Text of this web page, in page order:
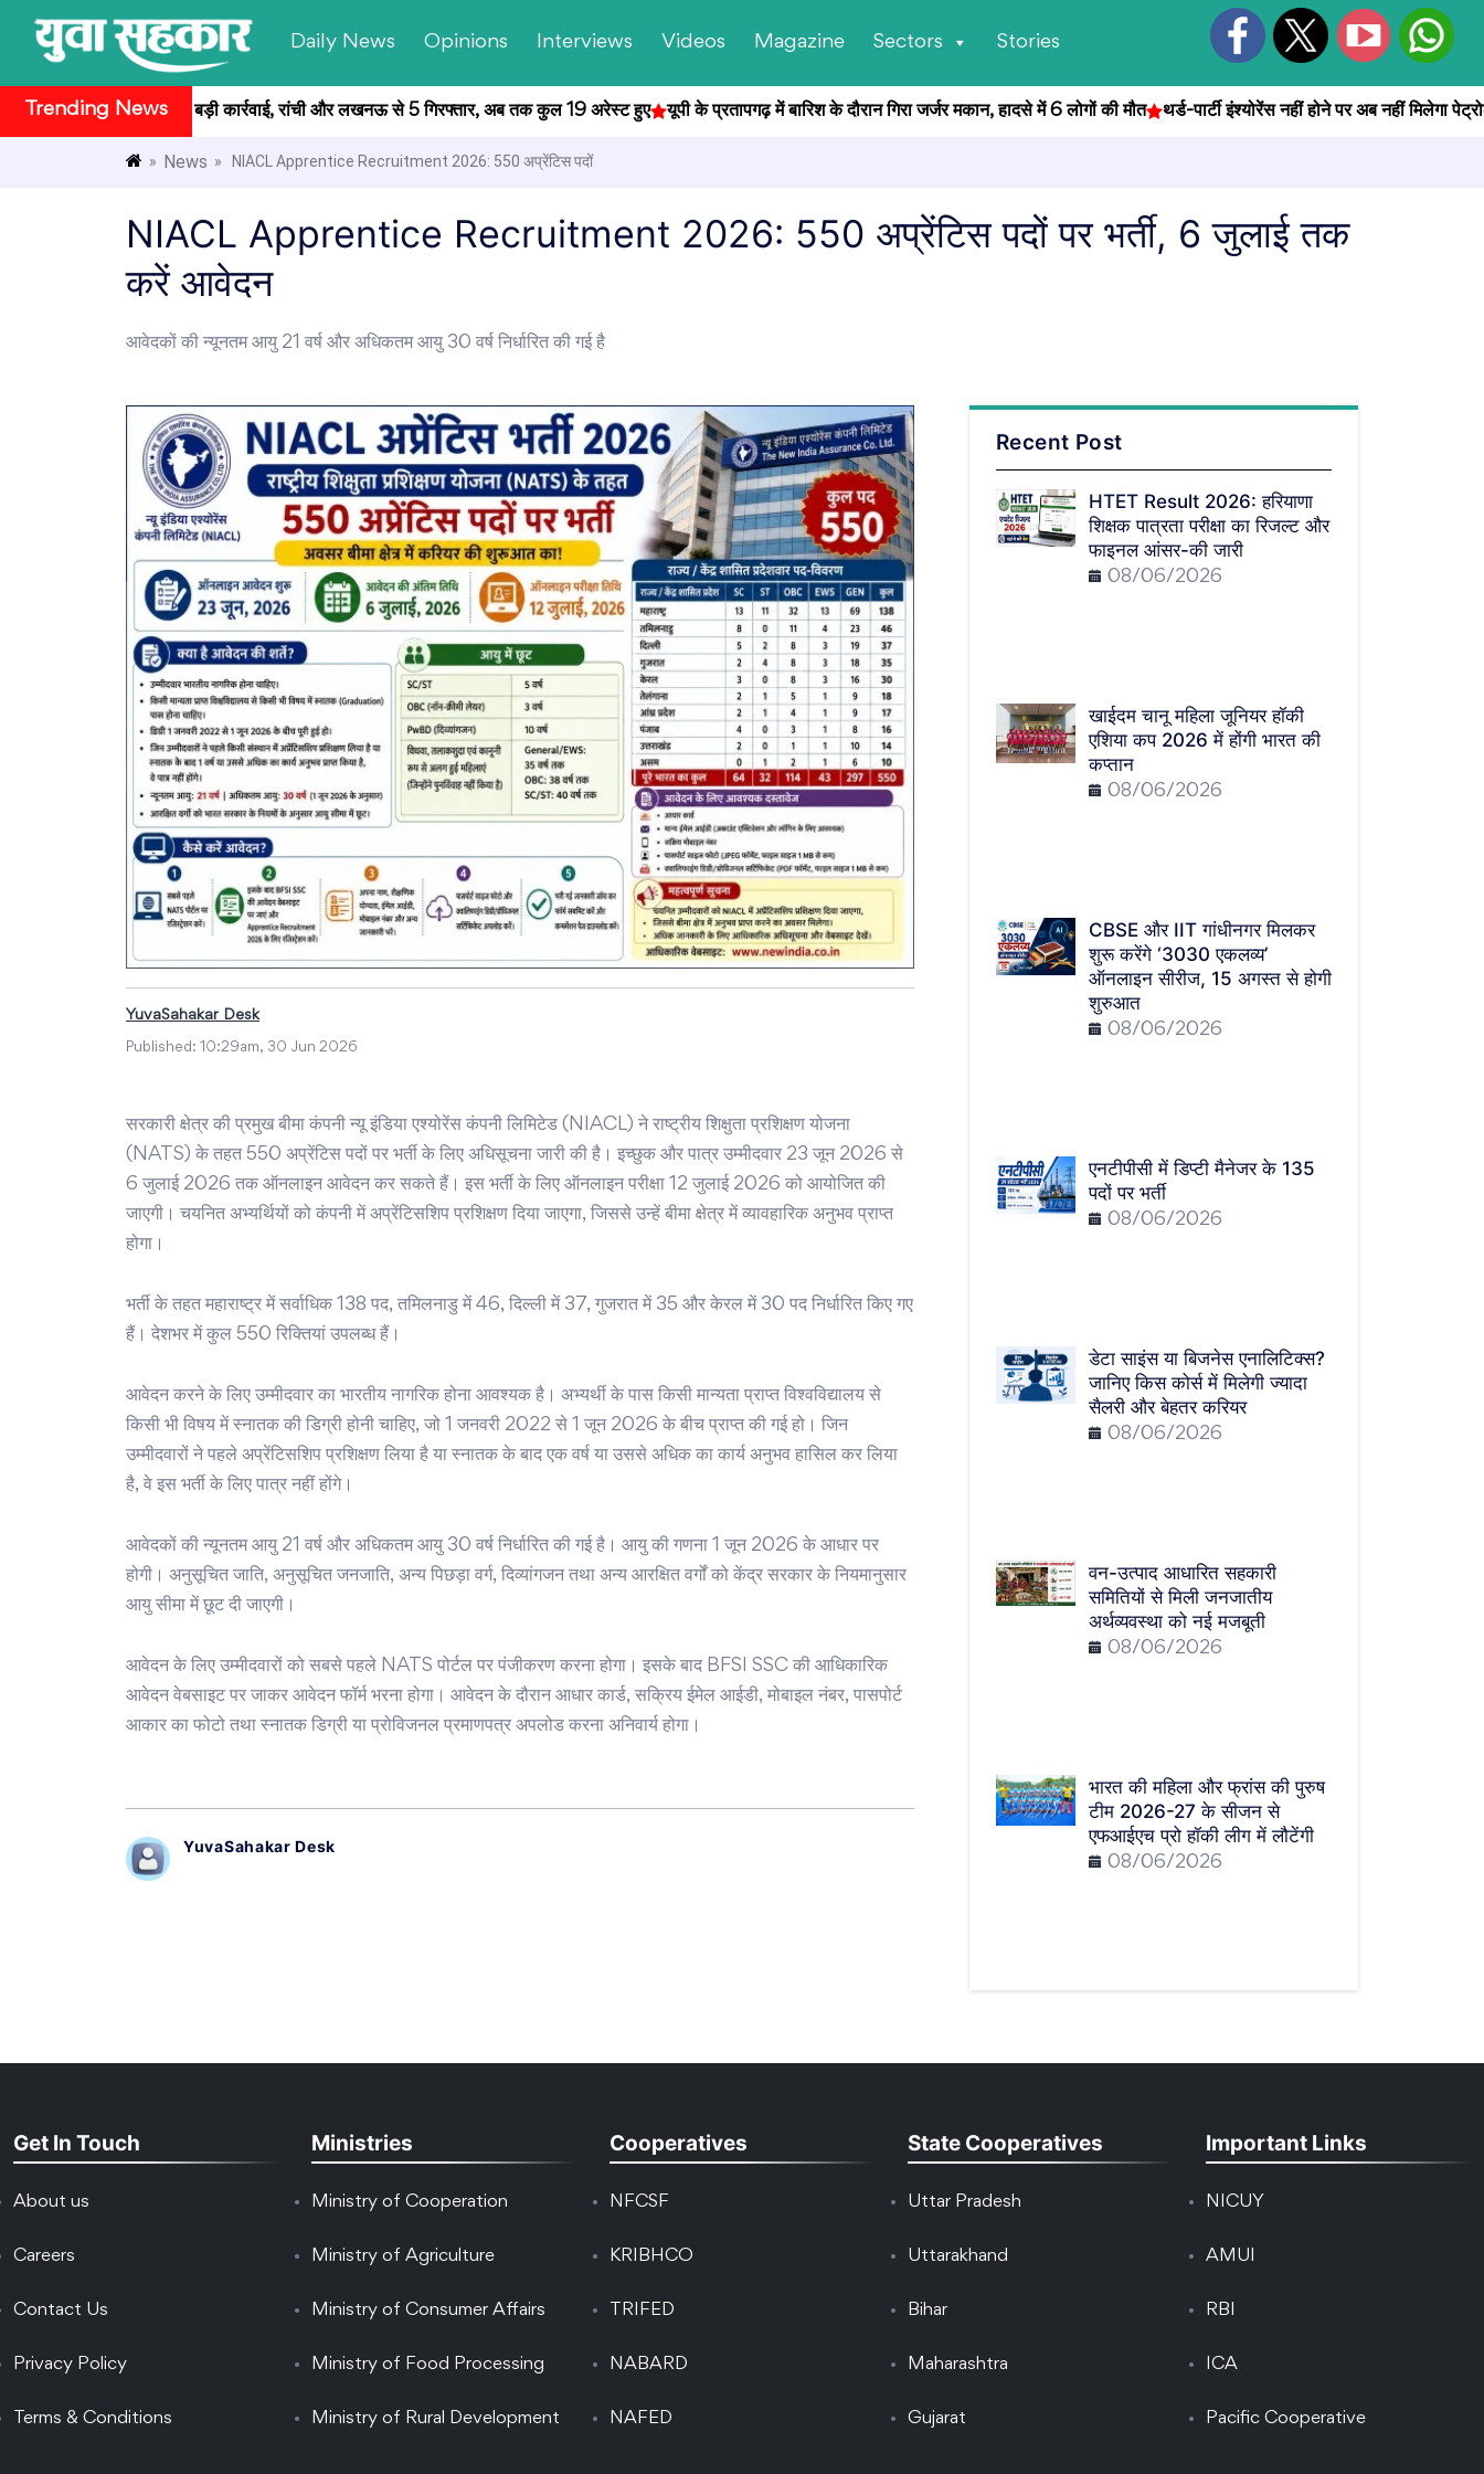
Daily News Opinions Interviews Videos Magazine Sectors Stories
Trending News
मामले में CID की बड़ी कार्रवाई, रांची और लखनऊ से 5 गिरफ्तार, अब तक कुल 19 अरेस्ट हुए यूपी के प्रतापगढ़ में बारिश के दौरान गिरा जर्जर मकान, हादसे में 6 लोगों की मौत थर्ड-पार्टी इंश्योरेंस नहीं होने पर अब नहीं मिलेगा पेट्रोल
» News » NIACL Apprentice Recruitment 2026: 550 अप्रेंटिस पदों
NIACL Apprentice Recruitment 2026: 550 अप्रेंटिस पदों पर भर्ती, 6 जुलाई तक
करें आवेदन
आवेदकों की न्यूनतम आयु 21 वर्ष और अधिकतम आयु 30 वर्ष निर्धारित की गई है
YuvaSahakar Desk
Published: 10:29am, 30 Jun 2026
सरकारी क्षेत्र की प्रमुख बीमा कंपनी न्यू इंडिया एश्योरेंस कंपनी लिमिटेड (NIACL) ने राष्ट्रीय शिक्षुता प्रशिक्षण योजना
(NATS) के तहत 550 अप्रेंटिस पदों पर भर्ती के लिए अधिसूचना जारी की है। इच्छुक और पात्र उम्मीदवार 23 जून 2026 से
6 जुलाई 2026 तक ऑनलाइन आवेदन कर सकते हैं। इस भर्ती के लिए ऑनलाइन परीक्षा 12 जुलाई 2026 को आयोजित की
जाएगी। चयनित अभ्यर्थियों को कंपनी में अप्रेंटिसशिप प्रशिक्षण दिया जाएगा, जिससे उन्हें बीमा क्षेत्र में व्यावहारिक अनुभव प्राप्त
होगा।
भर्ती के तहत महाराष्ट्र में सर्वाधिक 138 पद, तमिलनाडु में 46, दिल्ली में 37, गुजरात में 35 और केरल में 30 पद निर्धारित किए गए
हैं। देशभर में कुल 550 रिक्तियां उपलब्ध हैं।
आवेदन करने के लिए उम्मीदवार का भारतीय नागरिक होना आवश्यक है। अभ्यर्थी के पास किसी मान्यता प्राप्त विश्वविद्यालय से
किसी भी विषय में स्नातक की डिग्री होनी चाहिए, जो 1 जनवरी 2022 से 1 जून 2026 के बीच प्राप्त की गई हो। जिन
उम्मीदवारों ने पहले अप्रेंटिसशिप प्रशिक्षण लिया है या स्नातक के बाद एक वर्ष या उससे अधिक का कार्य अनुभव हासिल कर लिया
है, वे इस भर्ती के लिए पात्र नहीं होंगे।
आवेदकों की न्यूनतम आयु 21 वर्ष और अधिकतम आयु 30 वर्ष निर्धारित की गई है। आयु की गणना 1 जून 2026 के आधार पर
होगी। अनुसूचित जाति, अनुसूचित जनजाति, अन्य पिछड़ा वर्ग, दिव्यांगजन तथा अन्य आरक्षित वर्गों को केंद्र सरकार के नियमानुसार
आयु सीमा में छूट दी जाएगी।
आवेदन के लिए उम्मीदवारों को सबसे पहले NATS पोर्टल पर पंजीकरण करना होगा। इसके बाद BFSI SSC की आधिकारिक
आवेदन वेबसाइट पर जाकर आवेदन फॉर्म भरना होगा। आवेदन के दौरान आधार कार्ड, सक्रिय ईमेल आईडी, मोबाइल नंबर, पासपोर्ट
आकार का फोटो तथा स्नातक डिग्री या प्रोविजनल प्रमाणपत्र अपलोड करना अनिवार्य होगा।
YuvaSahakar Desk
Recent Post
HTET Result 2026: हरियाणा
शिक्षक पात्रता परीक्षा का रिजल्ट और
फाइनल आंसर-की जारी
08/06/2026
खाईदम चानू महिला जूनियर हॉकी
एशिया कप 2026 में होंगी भारत की
कप्तान
08/06/2026
CBSE और IIT गांधीनगर मिलकर
शुरू करेंगे ‘3030 एकलव्य’
ऑनलाइन सीरीज, 15 अगस्त से होगी
शुरुआत
08/06/2026
एनटीपीसी में डिप्टी मैनेजर के 135
पदों पर भर्ती
08/06/2026
डेटा साइंस या बिजनेस एनालिटिक्स?
जानिए किस कोर्स में मिलेगी ज्यादा
सैलरी और बेहतर करियर
08/06/2026
वन-उत्पाद आधारित सहकारी
समितियों से मिली जनजातीय
अर्थव्यवस्था को नई मजबूती
08/06/2026
भारत की महिला और फ्रांस की पुरुष
टीम 2026-27 के सीजन से
एफआईएच प्रो हॉकी लीग में लौटेंगी
08/06/2026
Get In Touch
About us
Careers
Contact Us
Privacy Policy
Terms & Conditions
Ministries
Ministry of Cooperation
Ministry of Agriculture
Ministry of Consumer Affairs
Ministry of Food Processing
Ministry of Rural Development
Cooperatives
NFCSF
KRIBHCO
TRIFED
NABARD
NAFED
State Cooperatives
Uttar Pradesh
Uttarakhand
Bihar
Maharashtra
Gujarat
Important Links
NICUY
AMUI
RBI
ICA
Pacific Cooperative